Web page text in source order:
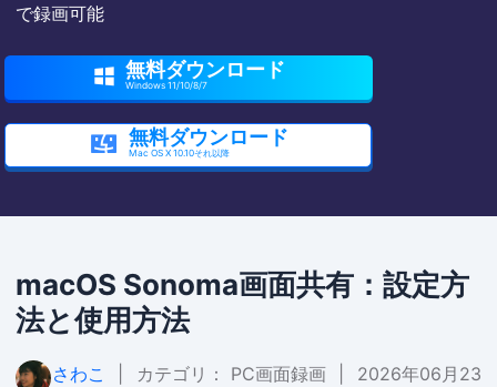
で録画可能
 無料ダウンロード
Windows 11/10/8/7
 無料ダウンロード
Mac OS X 10.10それ以降
macOS Sonoma画面共有：設定方
法と使用方法
さわこ カテゴリ： PC画面録画
2026年06月23